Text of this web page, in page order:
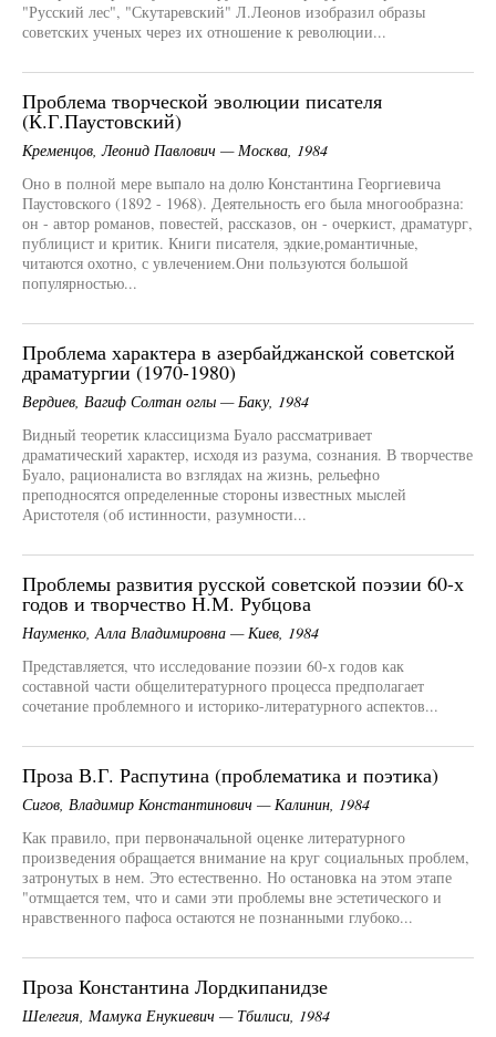
"Русский лес", "Скутаревский" Л.Леонов изобразил образы
советских ученых через их отношение к революции...
Проблема творческой эволюции писателя
(К.Г.Паустовский)
Кременцов, Леонид Павлович — Москва, 1984
Оно в полной мере выпало на долю Константина Георгиевича
Паустовского (1892 - 1968). Деятельность его была многообразна:
он - автор романов, повестей, рассказов, он - очеркист, драматург,
публицист и критик. Книги писателя, эдкие,романтичные,
читаются охотно, с увлечением.Они пользуются большой
популярностью...
Проблема характера в азербайджанской советской
драматургии (1970-1980)
Вердиев, Вагиф Солтан оглы — Баку, 1984
Видный теоретик классицизма Буало рассматривает
драматический характер, исходя из разума, сознания. В творчестве
Буало, рационалиста во взглядах на жизнь, рельефно
преподносятся определенные стороны известных мыслей
Аристотеля (об истинности, разумности...
Проблемы развития русской советской поэзии 60-х
годов и творчество Н.М. Рубцова
Науменко, Алла Владимировна — Киев, 1984
Представляется, что исследование поэзии 60-х годов как
составной части общелитературного процесса предполагает
сочетание проблемного и историко-литературного аспектов...
Проза В.Г. Распутина (проблематика и поэтика)
Сигов, Владимир Константинович — Калинин, 1984
Как правило, при первоначальной оценке литературного
произведения обращается внимание на круг социальных проблем,
затронутых в нем. Это естественно. Но остановка на этом этапе
"отмщается тем, что и сами эти проблемы вне эстетического и
нравственного пафоса остаются не познанными глубоко...
Проза Константина Лордкипанидзе
Шелегия, Мамука Енукиевич — Тбилиси, 1984